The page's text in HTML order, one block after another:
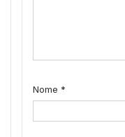
Nome *